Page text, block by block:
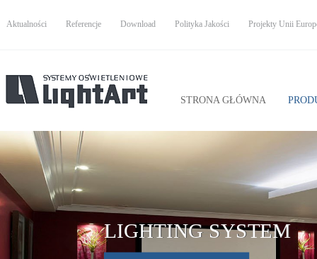
Aktualności Referencje Download Polityka Jakości Projekty Unii
STRONA GŁÓWNA
LIGHTING SYSTEM